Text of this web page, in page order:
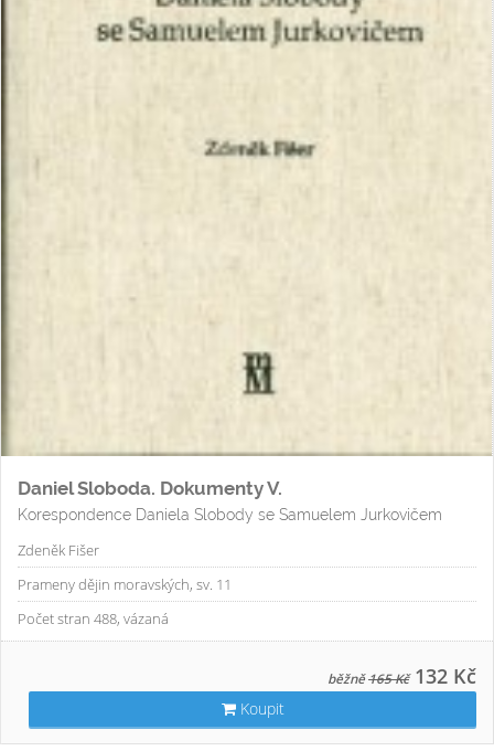
Daniel Sloboda. Dokumenty V.
Korespondence Daniela Slobody se Samuelem Jurkovičem
Zdeněk Fišer
Prameny dějin moravských, sv. 11
Počet stran 488, vázaná
běžně165 Kč 132 Kč
Koupit